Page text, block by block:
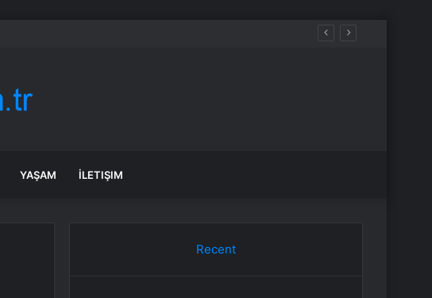
YAŞAM İLETIŞIM
Recent